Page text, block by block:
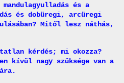
és a
és dobüregi, arcüregi
Mitől lesz náthás,
kérdés; mi okozza?
kívül nagy szüksége van a